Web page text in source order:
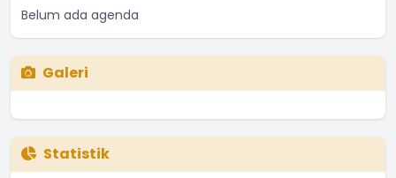
Belum ada agenda
Galeri
Statistik